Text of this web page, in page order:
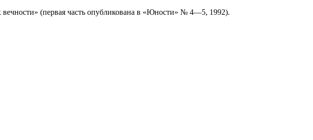
(первая часть опубликована в «Юности» № 4—5, 1992).